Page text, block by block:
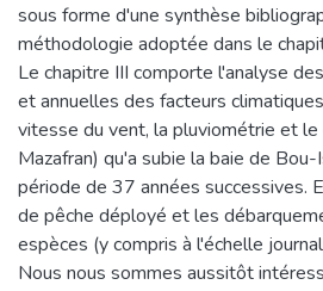
sous forme d'une synthèse
méthodologie adoptée dans le
Le chapitre III comporte l'analyse
et annuelles des facteurs
vitesse du vent, la pluviométrie et
Mazafran) qu'a subie la baie de
période de 37 années successives.
de pêche déployé et les
espèces (y compris à l'échelle
Nous nous sommes aussitôt